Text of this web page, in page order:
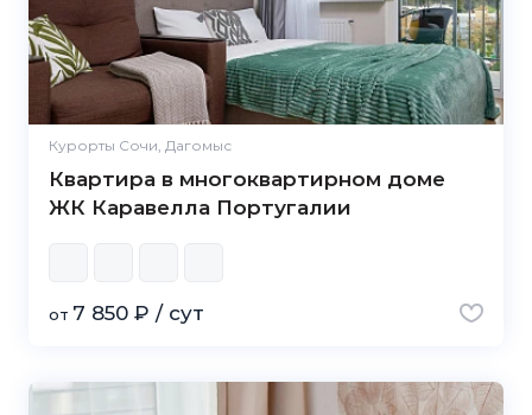
Курорты Сочи, Дагомыс
Квартира в многоквартирном доме
ЖК Каравелла Португалии
от 7 850 ₽ / сут